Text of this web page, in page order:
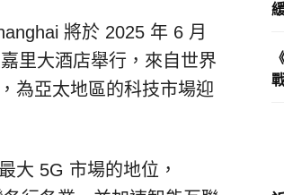
將於 2025 年 6 月
里大酒店舉行，來自世界
為亞太地區的科技市場迎
大 5G 市場的地位，